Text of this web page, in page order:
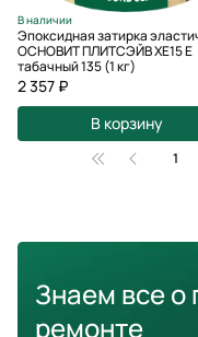
В наличии
Эпоксидная затирка
ОСНОВИТ ПЛИТСЭЙВ XE15 Е
табачный 135 (1 кг)
2 357 ₽
В корзину
1
Знаем все о
ремонте